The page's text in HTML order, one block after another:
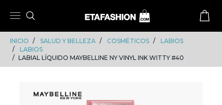
INICIO SALUD Y BELLEZA COSMÉTICOS
LABIOS
LABIOS
LABIAL LÍQUIDO MAYBELLINE NY VINYL INK WITTY #40